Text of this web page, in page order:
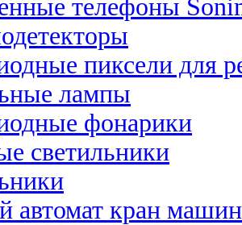
телефоны
пиксели для
лампы
фонарики
светильники
автомат кран